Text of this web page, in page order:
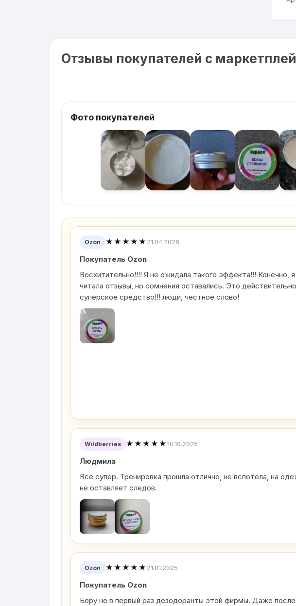
Отзывы покупателей с
Фото покупателей
Ozon ★★★★★ 21.04.2026
Покупатель Ozon
Восхитительно!!!! Я не ожидала такого эффекта!!! Конечно, я
читала отзывы, но сомнения оставались. Это действительно
суперское средство!!! люди, честное слово!
Wildberries ★★★★★10.10.2025
Людмила
Всё супер. Тренировка прошла отлично, не вспотела, на
не оставляет следов.
Ozon ★★★★★ 21.01.2025
Покупатель Ozon
Беру не в первый раз дезодоранты этой фирмы. Даже после